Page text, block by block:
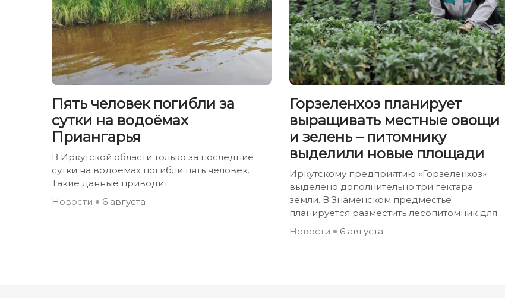
Пять человек погибли за
сутки на водоёмах
Приангарья
В Иркутской области только за последние
сутки на водоемах погибли пять человек.
Такие данные приводит
Новости
6 августа
Горзеленхоз планирует
выращивать местные овощи
и зелень – питомнику
выделили новые площади
Иркутскому предприятию «Горзеленхоз»
выделено дополнительно три гектара
земли. В Знаменском предместье
планируется разместить лесопитомник для
Новости
6 августа